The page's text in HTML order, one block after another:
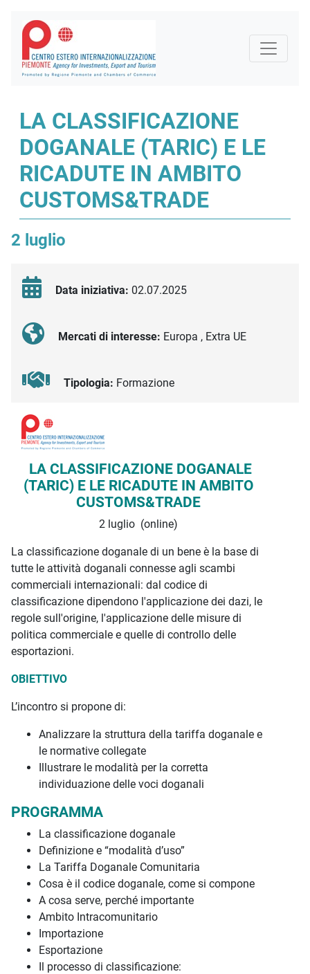
LA CLASSIFICAZIONE
DOGANALE (TARIC) E LE
RICADUTE IN AMBITO
CUSTOMS&TRADE
2 luglio
Data iniziativa: 02.07.2025
Mercati di interesse: Europa , Extra UE
Tipologia: Formazione
Descrizione iniziativa
LA CLASSIFICAZIONE DOGANALE
(TARIC) E LE RICADUTE IN AMBITO
CUSTOMS&TRADE
2 luglio (online)
La classificazione doganale di un bene è la base di
tutte le attività doganali connesse agli scambi
commerciali internazionali: dal codice di
classificazione dipendono l'applicazione dei dazi, le
regole sull'origine, l'applicazione delle misure di
politica commerciale e quelle di controllo delle
esportazioni.
OBIETTIVO
L’incontro si propone di:
Analizzare la struttura della tariffa doganale e
le normative collegate
Illustrare le modalità per la corretta
individuazione delle voci doganali
PROGRAMMA
La classificazione doganale
Definizione e “modalità d’uso”
La Tariffa Doganale Comunitaria
Cosa è il codice doganale, come si compone
A cosa serve, perché importante
Ambito Intracomunitario
Importazione
Esportazione
Il processo di classificazione: